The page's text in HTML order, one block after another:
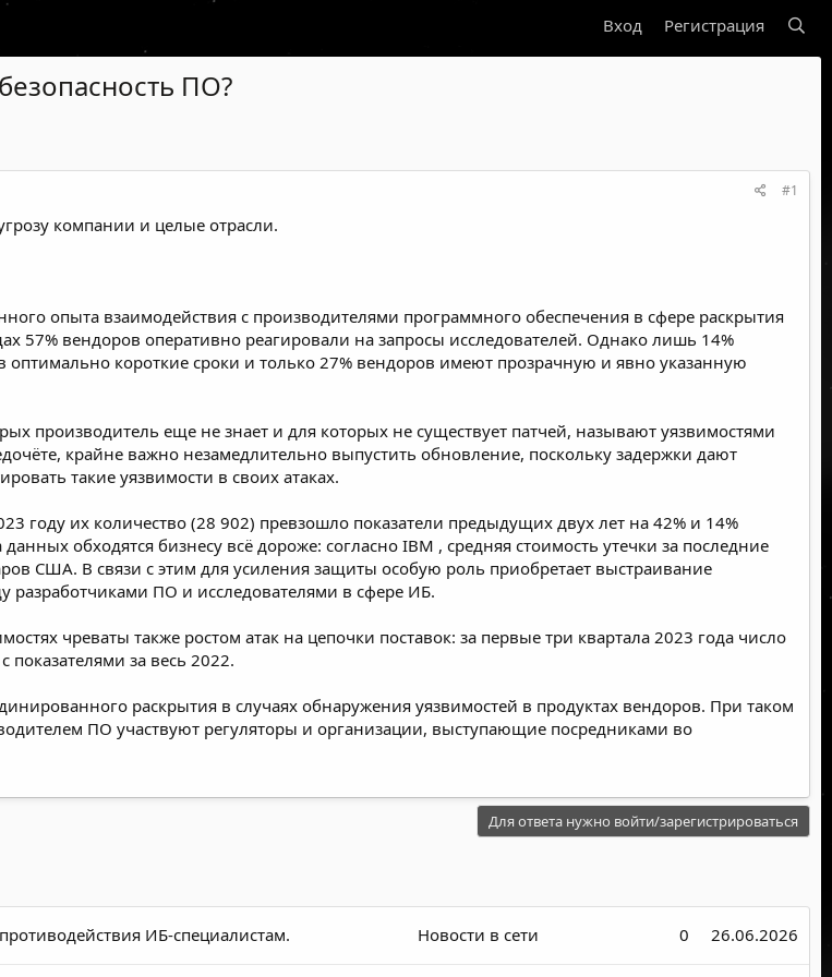
Вход Регистрация
ПО?
#1
компании и целые отрасли.
опыта взаимодействия с производителями программного обеспечения в сфере раскрытия
57% вендоров оперативно реагировали на запросы исследователей. Однако лишь 14%
короткие сроки и только 27% вендоров имеют прозрачную и явно указанную
производитель еще не знает и для которых не существует патчей, называют уязвимостями
крайне важно незамедлительно выпустить обновление, поскольку задержки дают
такие уязвимости в своих атаках.
году их количество (28 902) превзошло показатели предыдущих двух лет на 42% и 14%
обходятся бизнесу всё дороже: согласно IBM , средняя стоимость утечки за последние
США. В связи с этим для усиления защиты особую роль приобретает выстраивание
ПО и исследователями в сфере ИБ.
чреваты также ростом атак на цепочки поставок: за первые три квартала 2023 года число
показателями за весь 2022.
раскрытия в случаях обнаружения уязвимостей в продуктах вендоров. При таком
ПО участвуют регуляторы и организации, выступающие посредниками во
Для ответа нужно войти/зарегистрироваться
ИБ-специалистам. Новости в сети 0 26.06.2026